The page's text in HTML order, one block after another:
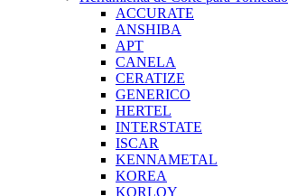
ACCURATE
ANSHIBA
APT
CANELA
CERATIZE
GENERICO
HERTEL
INTERSTATE
ISCAR
KENNAMETAL
KOREA
KORLOY